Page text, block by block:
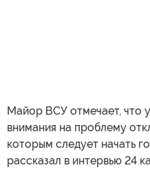
Майор ВСУ отмечает, что
внимания на проблему
которым следует начать
рассказал в интервью 24